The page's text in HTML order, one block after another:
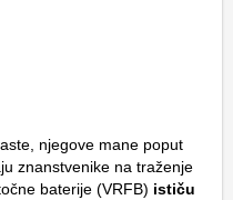
njegove mane poput
znanstvenike na traženje
baterije (VRFB) ističu